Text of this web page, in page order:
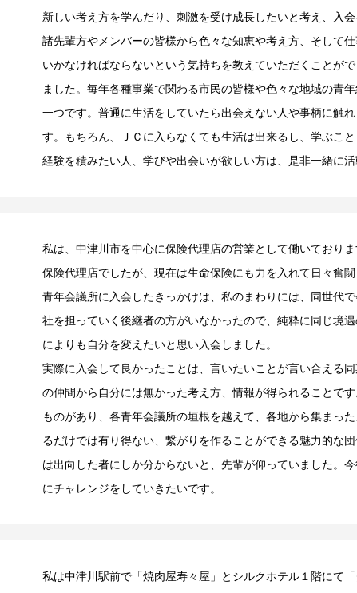
新しい考え方を学んだり、刺激を受け成長したいと考え、入
諸先輩方やメンバーの皆様から色々な知恵や考え方、そして
いかなければならないという気持ちを教えていただくことが
ました。毎年各種事業で関わる市民の皆様や色々な地域の青
一つです。普通に生活をしていたら出会えない人や事柄に触
す。もちろん、ＪＣに入らなくても生活は出来るし、学ぶこ
経験を積みたい人、学びや出会いが欲しい方は、是非一緒に活
私は、中津川市を中心に保険代理店の営業として働いており
保険代理店でしたが、現在は生命保険にも力を入れて日々奮闘
青年会議所に入会したきっかけは、私のまわりには、同世代
社を担っていく後継者の方がいなかったので、純粋に同じ境
によりも自分を変えたいと思い入会しました。
実際に入会して良かったことは、言いたいことが言い合える
の仲間から自分には無かった考え方、情報が得られることで
ものがあり、各青年会議所の垣根を越えて、各地から集まっ
るだけでは有り得ない、繋がりを作ることができる魅力的な
は出向した者にしか分からないと、先輩が仰っていました。
にチャレンジをしていきたいです。
私は中津川駅前で「焼肉屋寿々屋」とシルクホテル１階にて